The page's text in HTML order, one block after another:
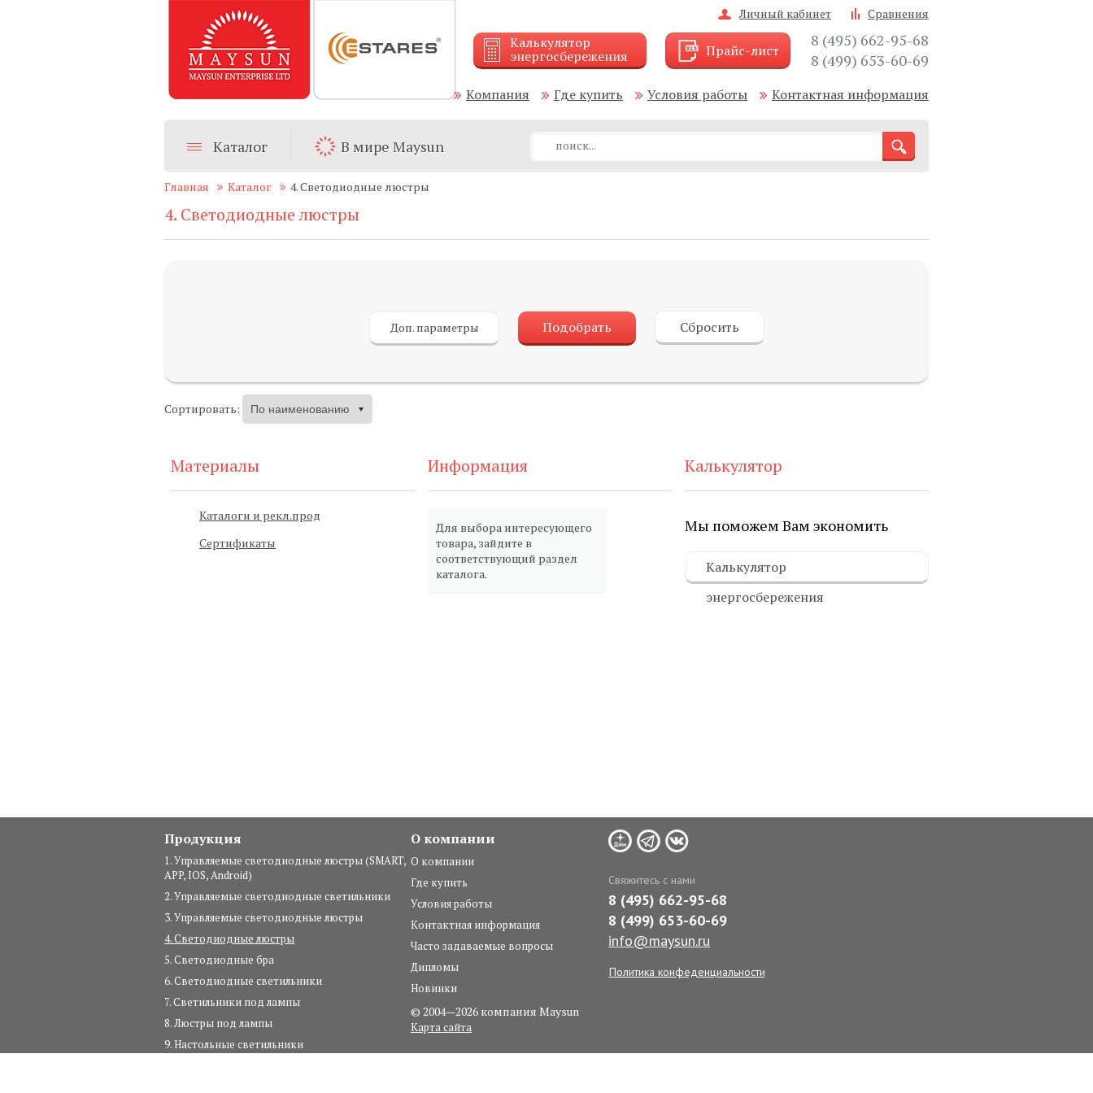
Личный кабинет Сравнения
Калькулятор
энергосбережения Прайс-лист
8 (495) 662-95-68
8 (499) 653-60-69
Контактная информация
Условия работы
Где купить
Компания
Каталог В мире Maysun
Главная Каталог 4. Светодиодные люстры
4. Светодиодные люстры
Доп. параметры Подобрать Сбросить
Сортировать:
Материалы
Каталоги и рекл.прод
Сертификаты
Информация
Для выбора интересующего
товара, зайдите в
соответствующий раздел
каталога.
Калькулятор
Мы поможем Вам экономить
Калькулятор
энергосбережения
Продукция
1. Управляемые светодиодные люстры (SMART,
APP, IOS, Android)
2. Управляемые светодиодные светильники
3. Управляемые светодиодные люстры
4. Светодиодные люстры
5. Светодиодные бра
6. Светодиодные светильники
7. Светильники под лампы
8. Люстры под лампы
9. Настольные светильники
О компании
О компании
Где купить
Условия работы
Контактная информация
Часто задаваемые вопросы
Дипломы
Новинки
© 2004—2026 компания Maysun
Карта сайта
Свяжитесь с нами
8 (495) 662-95-68
8 (499) 653-60-69
info@maysun.ru
Политика конфеденциальности